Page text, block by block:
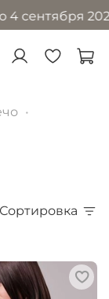
2026
Сортировка